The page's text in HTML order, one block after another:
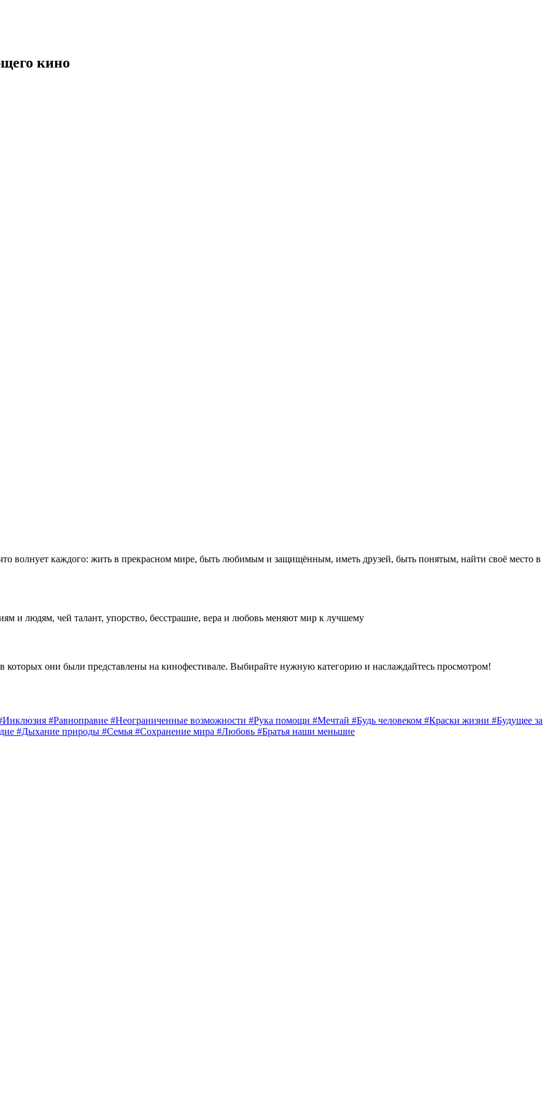
кино
волнует каждого: жить в прекрасном мире, быть любимым и защищённым, иметь друзей, быть понятым, найти своё место в
и людям, чей талант, упорство, бесстрашие, вера и любовь меняют мир к лучшему
они были представлены на кинофестивале. Выбирайте нужную категорию и наслаждайтесь просмотром!
#Равноправие #Неограниченные возможности #Рука помощи #Мечтай #Будь человеком #Краски жизни #Будущее за
#Дыхание природы #Семья #Сохранение мира #Любовь #Братья наши меньшие